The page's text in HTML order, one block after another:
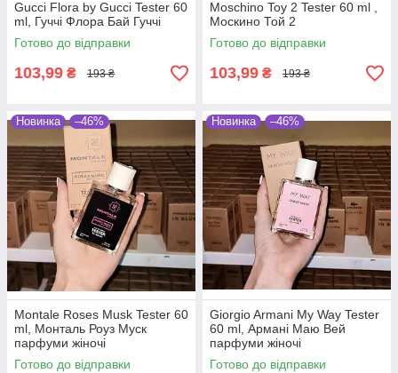
Gucci Flora by Gucci Tester 60
ml, Гуччі Флора Бай Гуччі
Готово до відправки
103,99 ₴ 193 ₴
Moschino Toy 2 Tester 60 ml ,
Москино Той 2
Готово до відправки
103,99 ₴ 193 ₴
Новинка –46%
Montale Roses Musk Tester 60
ml, Монталь Роуз Муск
парфуми жіночі
Готово до відправки
Новинка –46%
Giorgio Armani My Way Tester
60 ml, Армані Маю Вей
парфуми жіночі
Готово до відправки